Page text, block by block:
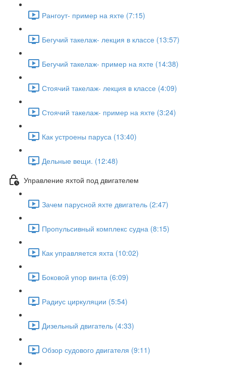
Рангоут- пример на яхте (7:15)
Бегучий такелаж- лекция в классе (13:57)
Бегучий такелаж- пример на яхте (14:38)
Стоячий такелаж- лекция в классе (4:09)
Стоячий такелаж- пример на яхте (3:24)
Как устроены паруса (13:40)
Дельные вещи. (12:48)
Управление яхтой под двигателем
Зачем парусной яхте двигатель (2:47)
Пропульсивный комплекс судна (8:15)
Как управляется яхта (10:02)
Боковой упор винта (6:09)
Радиус циркуляции (5:54)
Дизельный двигатель (4:33)
Обзор судового двигателя (9:11)